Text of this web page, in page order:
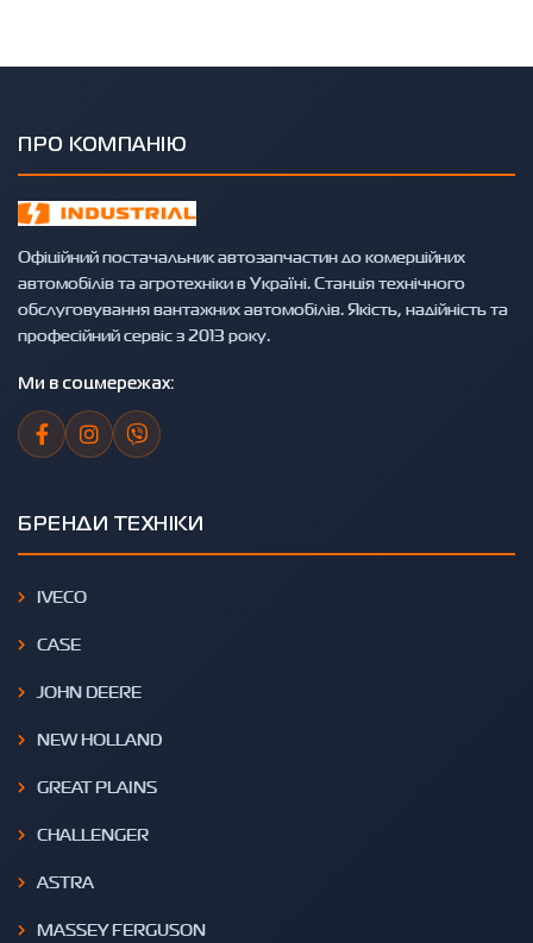
ПРО КОМПАНІЮ
Офіційний постачальник автозапчастин до комерційних
автомобілів та агротехніки в Україні. Станція технічного
обслуговування вантажних автомобілів. Якість, надійність та
професійний сервіс з 2013 року.
Ми в соцмережах:
БРЕНДИ ТЕХНІКИ
IVECO
CASE
JOHN DEERE
NEW HOLLAND
GREAT PLAINS
CHALLENGER
ASTRA
MASSEY FERGUSON